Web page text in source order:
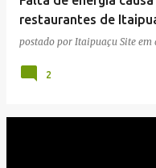
restaurantes de
postado por Itaipuaçu Site em
2